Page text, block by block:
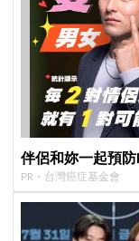
伴侶和妳一起預
PR・台灣癌症基金會